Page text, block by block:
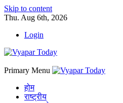
Skip to content
Thu. Aug 6th, 2026
Login
Primary Menu
होम
राष्ट्रीय